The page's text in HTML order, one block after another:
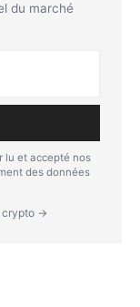
du marché
lu et accepté nos
des données
crypto →